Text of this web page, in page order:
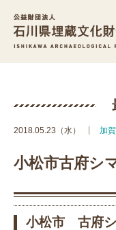
2018.05.23（水） 加
小松市古府シ
小松市 古府